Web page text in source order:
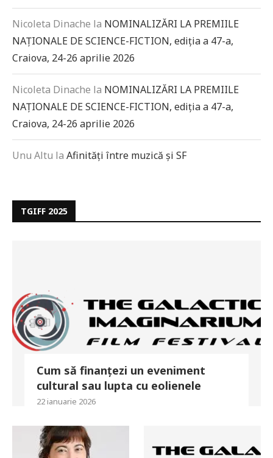
Nicoleta Dinache la NOMINALIZĂRI LA PREMIILE
NAȚIONALE DE SCIENCE-FICTION, ediția a 47-a,
Craiova, 24-26 aprilie 2026
Nicoleta Dinache la NOMINALIZĂRI LA PREMIILE
NAȚIONALE DE SCIENCE-FICTION, ediția a 47-a,
Craiova, 24-26 aprilie 2026
Unu Altu la Afinități între muzică și SF
TGIFF 2025
Cum să finanțezi un eveniment
cultural sau lupta cu eolienele
22 ianuarie 2026